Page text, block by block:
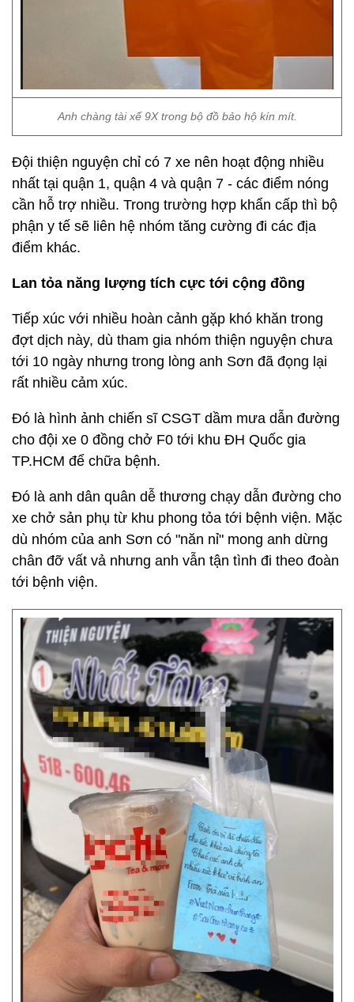
Anh chàng tài xế 9X trong bộ đồ bảo hộ kín mít.
Đội thiện nguyện chỉ có 7 xe nên hoạt động nhiều
nhất tại quận 1, quận 4 và quận 7 - các điểm nóng
cần hỗ trợ nhiều. Trong trường hợp khẩn cấp thì bộ
phận y tế sẽ liên hệ nhóm tăng cường đi các địa
điểm khác.
Lan tỏa năng lượng tích cực tới cộng đồng
Tiếp xúc với nhiều hoàn cảnh gặp khó khăn trong
đợt dịch này, dù tham gia nhóm thiện nguyện chưa
tới 10 ngày nhưng trong lòng anh Sơn đã đọng lại
rất nhiều cảm xúc.
Đó là hình ảnh chiến sĩ CSGT dầm mưa dẫn đường
cho đội xe 0 đồng chở F0 tới khu ĐH Quốc gia
TP.HCM để chữa bệnh.
Đó là anh dân quân dễ thương chạy dẫn đường cho
xe chở sản phụ từ khu phong tỏa tới bệnh viện. Mặc
dù nhóm của anh Sơn có "năn nỉ" mong anh dừng
chân đỡ vất vả nhưng anh vẫn tận tình đi theo đoàn
tới bệnh viện.